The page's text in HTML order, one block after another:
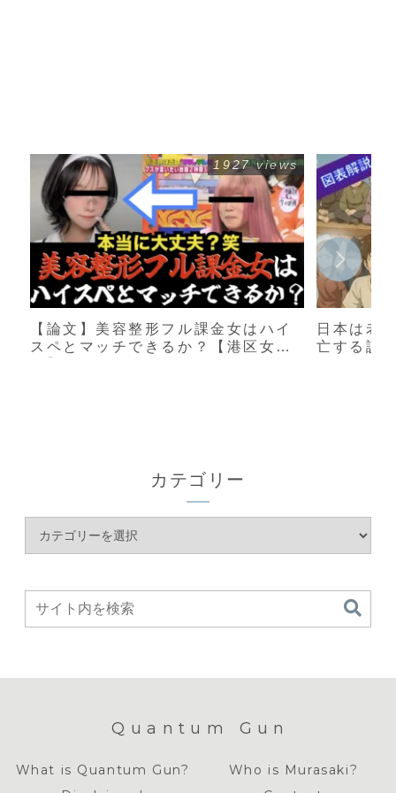
【論文】美容整形フル課金女はハイ
スペとマッチできるか？【港区女
1927 views
日本は老
亡する説
カテゴリー
Quantum Gun
What is Quantum Gun?
Who is Murasaki?